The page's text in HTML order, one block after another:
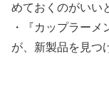
めておくのがいい
・『カップラー
が、新製品を見つ